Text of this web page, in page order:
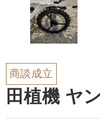
商談成立
田植機 ヤ